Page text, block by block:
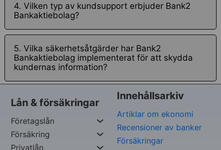
4. Vilken typ av kundsupport erbjuder Bank2
Bankaktiebolag?
5. Vilka säkerhetsåtgärder har Bank2
Bankaktiebolag implementerat för att skydda
kundernas information?
Lån & försäkringar
Företagslån
Försäkring
Privatlån
Innehållsarkiv
Artiklar om ekonomi
Recensioner av banker
Försäkringar